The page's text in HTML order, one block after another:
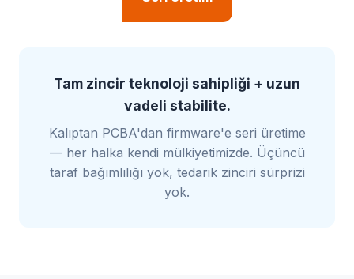
Tam zincir teknoloji sahipliği + uzun
vadeli stabilite.
Kalıptan PCBA'dan firmware'e seri üretime
— her halka kendi mülkiyetimizde. Üçüncü
taraf bağımlılığı yok, tedarik zinciri sürprizi
yok.